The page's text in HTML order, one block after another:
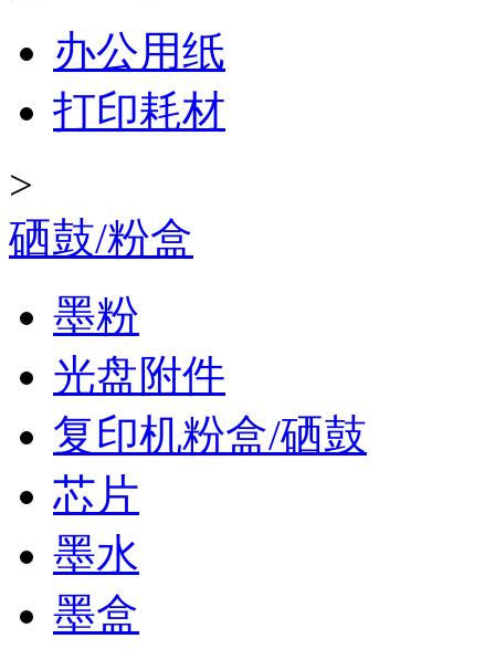
办公用纸
打印耗材
>
硒鼓/粉盒
墨粉
光盘附件
复印机粉盒/硒鼓
芯片
墨水
墨盒